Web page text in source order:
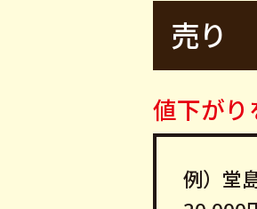
売り
値下がり
例）堂